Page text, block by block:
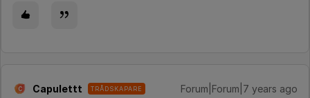
C Capulettt TRÅDSKAPARE Forum|Forum|7 years ago